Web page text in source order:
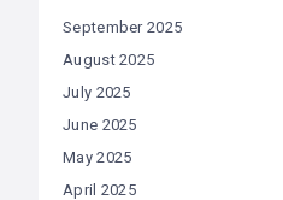
September 2025
August 2025
July 2025
June 2025
May 2025
April 2025